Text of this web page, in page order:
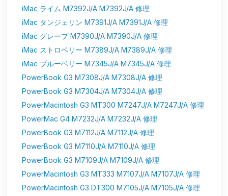
iMac ライム M7392J/A M7392J/A 修理
iMac タンジェリン M7391J/A M7391J/A 修理
iMac グレープ M7390J/A M7390J/A 修理
iMac ストロベリー M7389J/A M7389J/A 修理
iMac ブルーベリー M7345J/A M7345J/A 修理
PowerBook G3 M7308J/A M7308J/A 修理
PowerBook G3 M7304J/A M7304J/A 修理
PowerMacintosh G3 MT300 M7247J/A M7247J/A 修理
PowerMac G4 M7232J/A M7232J/A 修理
PowerBook G3 M7112J/A M7112J/A 修理
PowerBook G3 M7110J/A M7110J/A 修理
PowerBook G3 M7109J/A M7109J/A 修理
PowerMacintosh G3 MT333 M7107J/A M7107J/A 修理
PowerMacintosh G3 DT300 M7105J/A M7105J/A 修理